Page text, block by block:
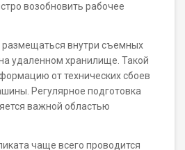
возобновить рабочее
внутри съемных
удаленном хранилище. Такой
от технических сбоев
Регулярное подготовка
важной областью
чаще всего проводится